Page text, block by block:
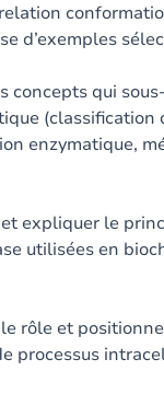
d’exemples
concepts qui
(classification
enzymatique,
expliquer le
utilisées en
rôle et
processus